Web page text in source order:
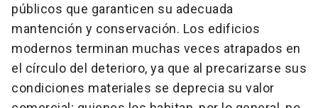
públicos que garanticen su adecuada
mantención y conservación. Los edificios
modernos terminan muchas veces atrapados en
el círculo del deterioro, ya que al precarizarse sus
condiciones materiales se deprecia su valor